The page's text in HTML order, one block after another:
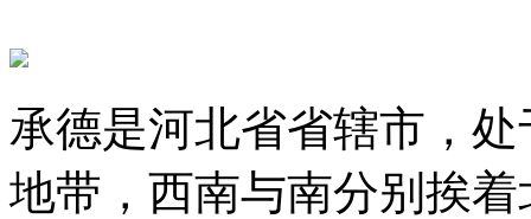
承德是河北省省辖市，
地带，西南与南分别挨